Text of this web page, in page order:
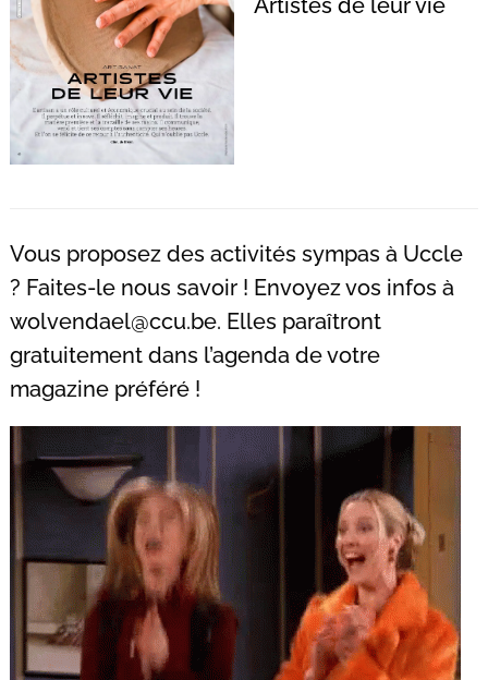
Artistes de leur vie
Vous proposez des activités sympas à Uccle
? Faites-le nous savoir ! Envoyez vos infos à
wolvendael@ccu.be. Elles paraîtront
gratuitement dans l’agenda de votre
magazine préféré !
: